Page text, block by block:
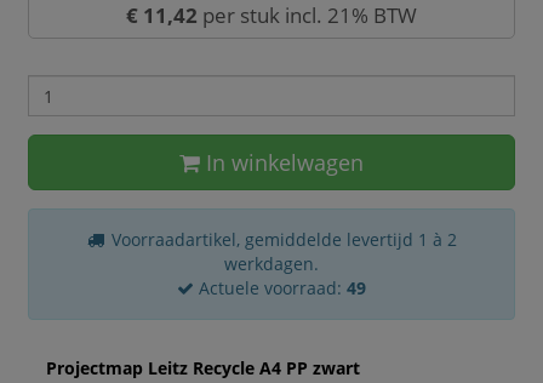
€ 11,42 per stuk incl. 21% BTW
In winkelwagen
Voorraadartikel, gemiddelde levertijd 1 à 2
werkdagen.
Actuele voorraad: 49
Projectmap Leitz Recycle A4 PP zwart